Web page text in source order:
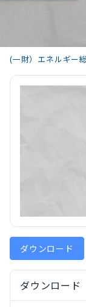
(一財）エネルギー
ダウンロード
ダウンロード